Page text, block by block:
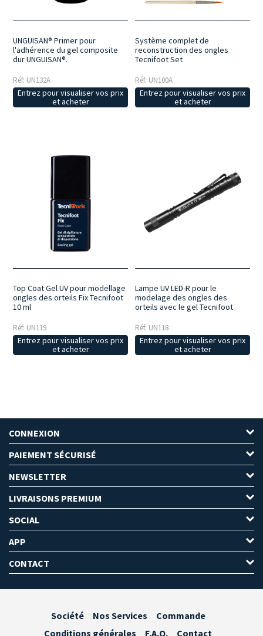
UNGUISAN® Primer pour
l'adhérence du gel composite
dur UNGUISAN®.
Réf: UN132A
Entrez pour visualiser vos prix
et acheter
Système complet de
reconstruction des ongles
Tecnifoot Set
Réf: UN100A
Entrez pour visualiser vos prix
et acheter
Top Coat Gel UV pour modellage
ongles des orteils Fix Tecnifoot
10 ml
Réf: UN119
Entrez pour visualiser vos prix
et acheter
Lampe UV LED-R pour le
modelage des ongles des
orteils avec le gel Tecnifoot
Réf: UN118
Entrez pour visualiser vos prix
et acheter
CONNEXION
PAIEMENT SÉCURISÉ
NEWSLETTER
LIVRAISONS PREMIUM
SOCIAL
APP
CONTACT
Société Nos Services
Commande
Conditions générales
F.A.Q. Contact